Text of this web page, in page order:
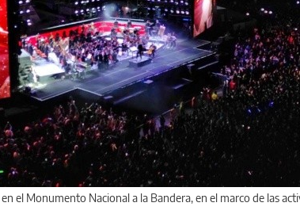
el Monumento Nacional a la Bandera, en el marco de las